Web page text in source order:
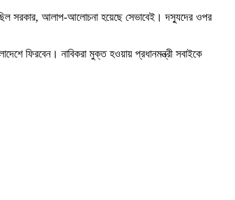
ছিল সরকার, আলাপ-আলোচনা হয়েছে সেভাবেই। দস্যুদের ওপর
ফিরবেন। নাবিকরা মুক্ত হওয়ায় প্রধানমন্ত্রী সবাইকে